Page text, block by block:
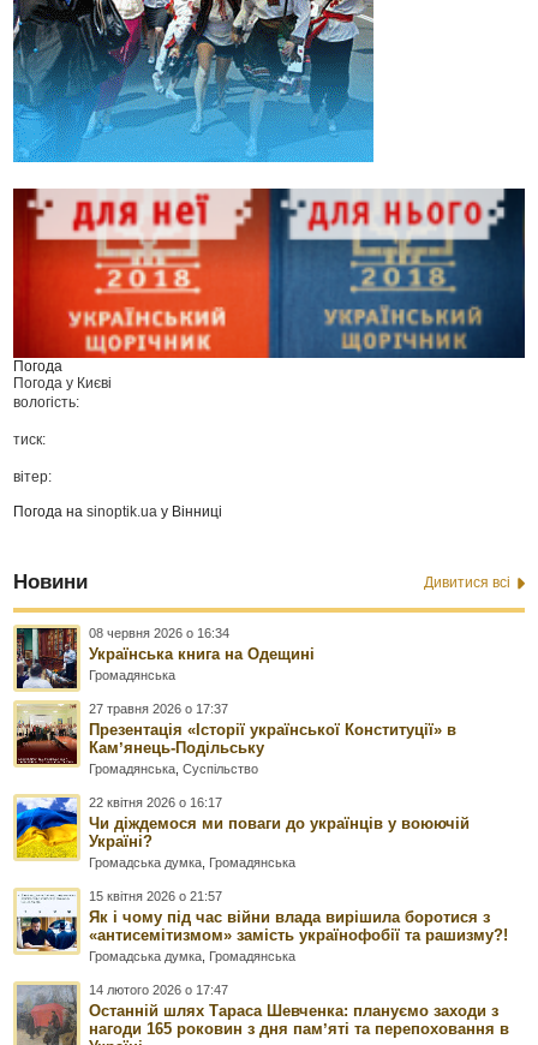
Погода
Погода у Києві
вологість:
тиск:
вітер:
Погода наsinoptik.ua у Вінниці
Новини Дивитися всі
08 червня 2026 о 16:34
Українська книга на Одещині
Громадянська
27 травня 2026 о 17:37
Презентація «Історії української Конституції» в
Камʼянець-Подільську
Громадянська ,Суспільство
22 квітня 2026 о 16:17
Чи діждемося ми поваги до українців у воюючій
Україні?
Громадська думка Громадянська
15 квітня 2026 о 21:57
Як і чому під час війни влада вирішила боротися з
«антисемітизмом» замість українофобії та рашизму?!
Громадська думка Громадянська
14 лютого 2026 о 17:47
Останній шлях Тараса Шевченка: плануємо заходи з
нагоди 165 роковин з дня памʼяті та перепоховання в